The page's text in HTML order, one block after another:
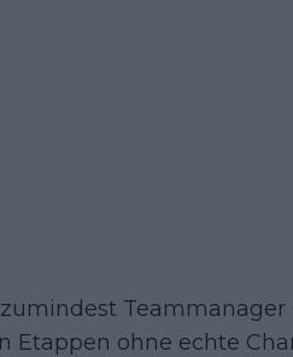
Etappen ohne echte